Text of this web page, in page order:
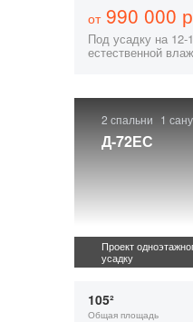
от990 000
Под усадку на 12-
естественной
2 спальни 1
Д-72ЕС
Проект
усадку
105²
Общая площадь